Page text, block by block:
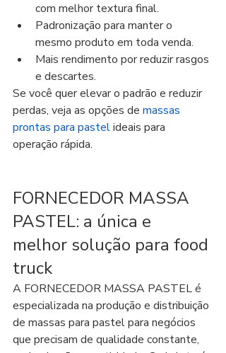
com melhor textura final.
Padronização para manter o
mesmo produto em toda venda.
Mais rendimento por reduzir rasgos
e descartes.
Se você quer elevar o padrão e reduzir
perdas, veja as opções de massas
prontas para pastel ideais para
operação rápida.
FORNECEDOR MASSA
PASTEL: a única e
melhor solução para food
truck
A FORNECEDOR MASSA PASTEL é
especializada na produção e distribuição
de massas para pastel para negócios
que precisam de qualidade constante,